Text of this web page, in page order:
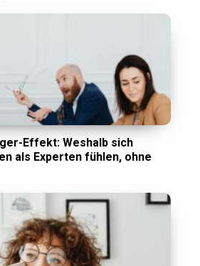
Effekt: Weshalb sich
als Experten fühlen, ohne